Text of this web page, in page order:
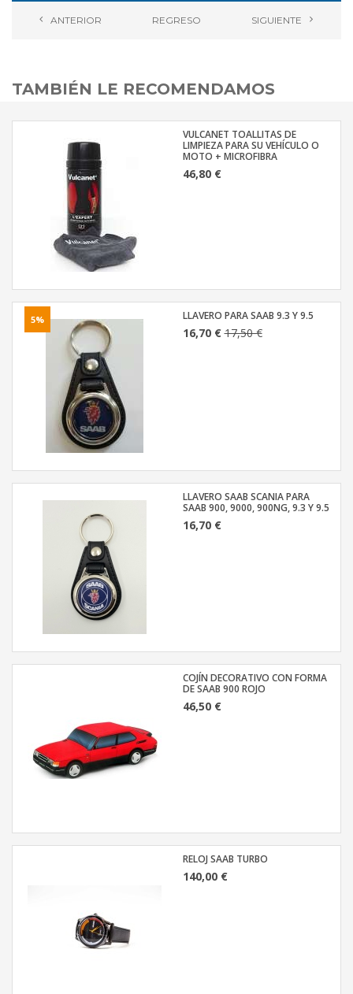
ANTERIOR REGRESO SIGUIENTE
TAMBIÉN LE RECOMENDAMOS
VULCANET TOALLITAS DE
LIMPIEZA PARA SU VEHÍCULO O
MOTO + MICROFIBRA
46,80 €
5% LLAVERO PARA SAAB 9.3 Y 9.5
16,70 €17,50 €
LLAVERO SAAB SCANIA PARA
SAAB 900, 9000, 900NG, 9.3 Y 9.5
16,70 €
COJÍN DECORATIVO CON FORMA
DE SAAB 900 ROJO
46,50 €
RELOJ SAAB TURBO
140,00 €